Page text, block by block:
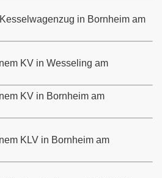
in Bornheim am
KV in Wesseling am
KV in Bornheim am
KLV in Bornheim am